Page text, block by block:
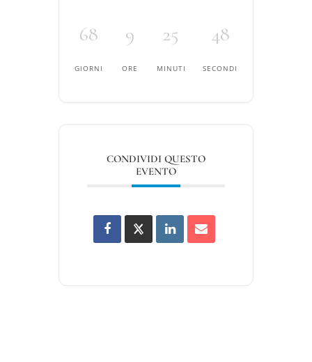
68
GIORNI
9
ORE
25
MINUTI
48
SECONDI
CONDIVIDI QUESTO
EVENTO